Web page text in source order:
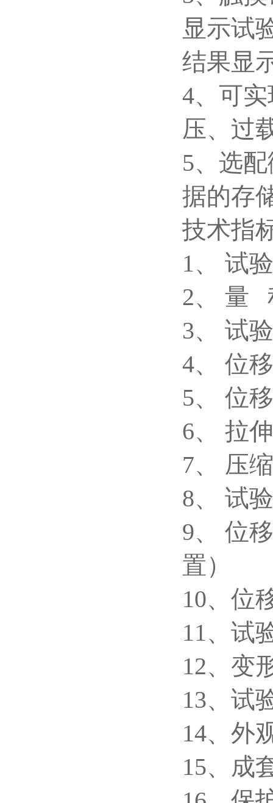
显示试
结果显
4、可
压、过
5、选
据的存
技术指
1、 试
2、 量
3、 试
4、 位
5、 位
6、 拉
7、 压
8、 试
9、 位
置）
10、位
11、试
12、变
13、试
14、外
15、成